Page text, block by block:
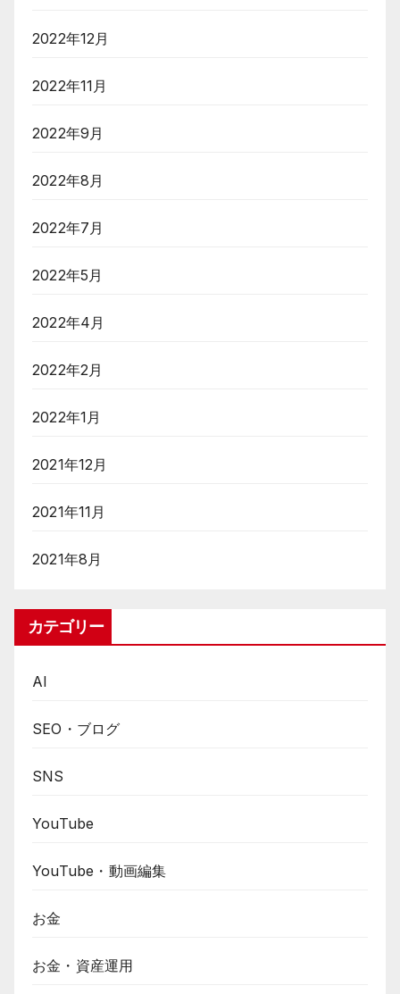
2022年12月
2022年11月
2022年9月
2022年8月
2022年7月
2022年5月
2022年4月
2022年2月
2022年1月
2021年12月
2021年11月
2021年8月
カテゴリー
AI
SEO・ブログ
SNS
YouTube
YouTube・動画編集
お金
お金・資産運用